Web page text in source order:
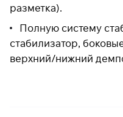
разметка).
Полную систему
стабилизатор,
верхний/нижний